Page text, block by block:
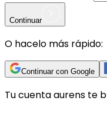
Continuar
O hacelo más rápido:
Continuar con Google
Tu cuentaaurens te